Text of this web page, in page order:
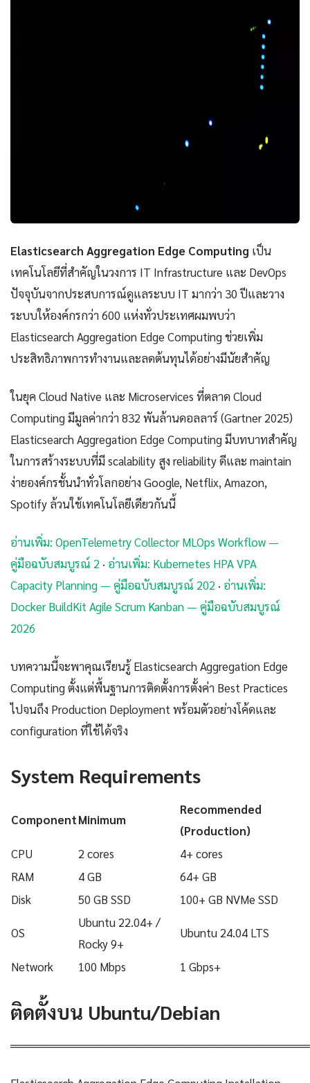
Elasticsearch Aggregation Edge Computing เป็น
เทคโนโลยีที่สำคัญในวงการ IT Infrastructure และ DevOps
ปัจจุบันจากประสบการณ์ดูแลระบบ IT มากว่า 30 ปีและวาง
ระบบให้องค์กรกว่า 600 แห่งทั่วประเทศผมพบว่า
Elasticsearch Aggregation Edge Computing ช่วยเพิ่ม
ประสิทธิภาพการทำงานและลดต้นทุนได้อย่างมีนัยสำคัญ
ในยุค Cloud Native และ Microservices ที่ตลาด Cloud
Computing มีมูลค่ากว่า 832 พันล้านดอลลาร์ (Gartner 2025)
Elasticsearch Aggregation Edge Computing มีบทบาทสำคัญ
ในการสร้างระบบที่มี scalability สูง reliability ดีและ maintain
ง่ายองค์กรชั้นนำทั่วโลกอย่าง Google, Netflix, Amazon,
Spotify ล้วนใช้เทคโนโลยีเดียวกันนี้
อ่านเพิ่ม: OpenTelemetry Collector MLOps Workflow —
คู่มือฉบับสมบูรณ์ 2 · อ่านเพิ่ม: Kubernetes HPA VPA
Capacity Planning — คู่มือฉบับสมบูรณ์ 202 · อ่านเพิ่ม:
Docker BuildKit Agile Scrum Kanban — คู่มือฉบับสมบูรณ์
2026
บทความนี้จะพาคุณเรียนรู้ Elasticsearch Aggregation Edge
Computing ตั้งแต่พื้นฐานการติดตั้งการตั้งค่า Best Practices
ไปจนถึง Production Deployment พร้อมตัวอย่างโค้ดและ
configuration ที่ใช้ได้จริง
System Requirements
ComponentMinimum
Recommended
(Production)
CPU
2 cores
4+ cores
RAM
4 GB
64+ GB
Disk
50 GB SSD 100+ GB NVMe SSD
OS
Ubuntu 22.04+ /
Rocky 9+
Ubuntu 24.04 LTS
Network 100 Mbps 1 Gbps+
ติดตั้งบน Ubuntu/Debian